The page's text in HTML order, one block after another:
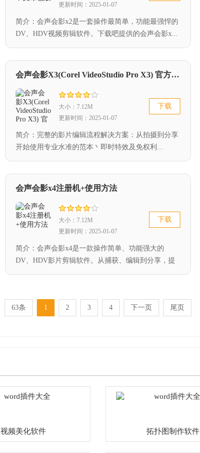
更新时间：2025-01-07
简介：会声会影x2是一套操作最简单，功能最强悍的
DV、HDV视频剪辑软件。下载吧提供的会声会影x...
会声会影X3(Corel VideoStudio Pro X3) 官方简体中文免费版
大小：7.12M
更新时间：2025-01-07
下载
简介：完整的影片编辑流程解决方案：从拍摄到分享
开始使用专业水准的范本丶即时特效及免权利...
会声会影x4注册机+使用方法
大小：7.12M
更新时间：2025-01-07
下载
简介：会声会影x4是一款操作简单、功能强大的
DV、HDV影片剪辑软件。从捕获、编辑到分享，提
供...
63条 1 2 3 4 下一页 尾页
视频美化软件 拓扑图制作软件